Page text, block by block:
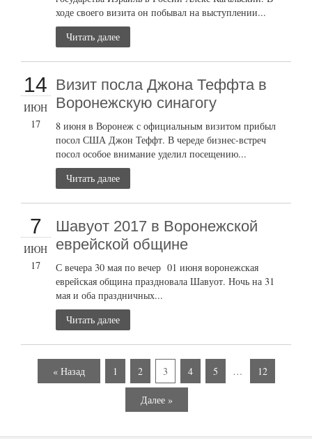
ходе своего визита он побывал на выступлении...
Читать далее
14
ИЮН
17
Визит посла Джона Теффта в
Воронежскую синагогу
8 июня в Воронеж с официальным визитом прибыл
посол США Джон Теффт. В череде бизнес-встреч
посол особое внимание уделил посещению...
Читать далее
7
ИЮН
17
Шавуот 2017 в Воронежской
еврейской общине
С вечера 30 мая по вечер 01 июня воронежская
еврейская община праздновала Шавуот. Ночь на 31
мая и оба праздничных...
Читать далее
« Назад 1 2 3 4 5 … 12
Далее »